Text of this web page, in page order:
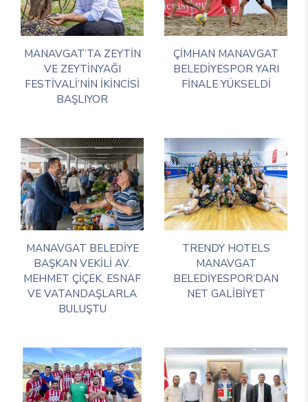
MANAVGAT’TA ZEYTİN
VE ZEYTİNYAĞI
FESTİVALİ’NİN İKİNCİSİ
BAŞLIYOR
ÇİMHAN MANAVGAT
BELEDİYESPOR YARI
FİNALE YÜKSELDİ
MANAVGAT BELEDİYE
BAŞKAN VEKİLİ AV.
MEHMET ÇİÇEK, ESNAF
VE VATANDAŞLARLA
BULUŞTU
TRENDY HOTELS
MANAVGAT
BELEDİYESPOR’DAN
NET GALİBİYET